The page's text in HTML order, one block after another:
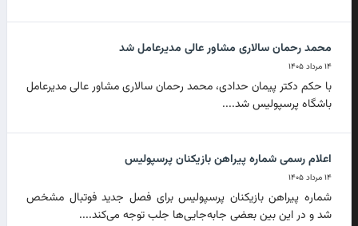
محمد رحمان سالاری مشاور عالی مدیرعامل شد
۱۴ مرداد ۱۴۰۵
با حکم دکتر پیمان حدادی، محمد رحمان سالاری مشاور عالی مدیرعامل
باشگاه پرسپولیس شد....
اعلام رسمی شماره پیراهن بازیکنان پرسپولیس
۱۴ مرداد ۱۴۰۵
شماره پیراهن بازیکنان پرسپولیس برای فصل جدید فوتبال مشخص
شد و در این بین بعضی جابه‌جایی‌ها جلب توجه می‌کند....